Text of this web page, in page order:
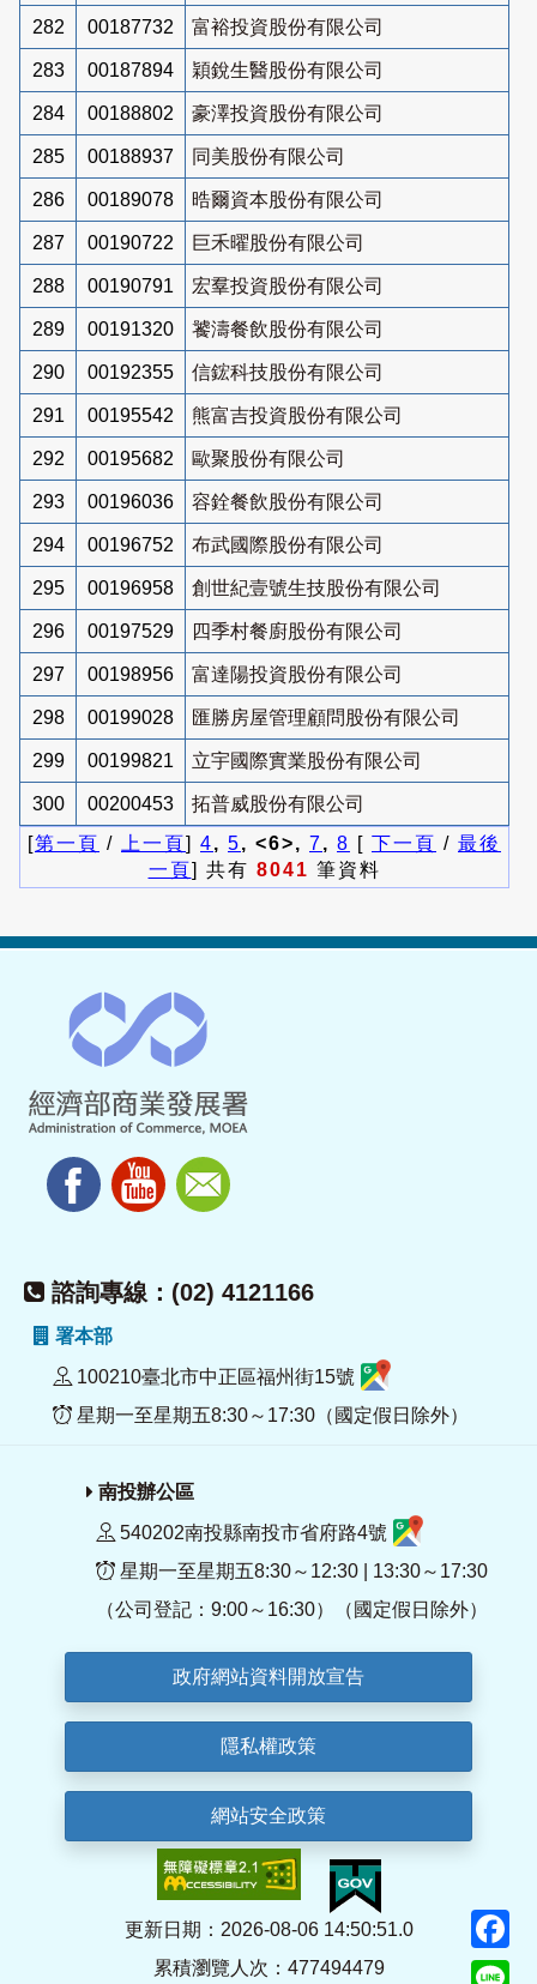
282 00187732 富裕投資股份有限公司
283 00187894 穎銳生醫股份有限公司
284 00188802 豪澤投資股份有限公司
285 00188937 同美股份有限公司
286 00189078 晧爾資本股份有限公司
287 00190722 巨禾曜股份有限公司
288 00190791 宏羣投資股份有限公司
289 00191320 饕濤餐飲股份有限公司
290 00192355 信鋐科技股份有限公司
291 00195542 熊富吉投資股份有限公司
292 00195682 歐聚股份有限公司
293 00196036 容銓餐飲股份有限公司
294 00196752 布武國際股份有限公司
295 00196958 創世紀壹號生技股份有限公司
296 00197529 四季村餐廚股份有限公司
297 00198956 富達陽投資股份有限公司
298 00199028 匯勝房屋管理顧問股份有限公司
299 00199821 立宇國際實業股份有限公司
300 00200453
拓普威股份有限公司
[第一頁 / 上一頁] 4, 5, <6>, 7, 8 [ 下一頁 / 最後
一頁] 共有 8041 筆資料
諮詢專線：(02) 4121166
署本部
100210臺北市中正區福州街15號
星期一至星期五8:30～17:30（國定假日除外）
南投辦公區
540202南投縣南投市省府路4號
星期一至星期五8:30～12:30 | 13:30～17:30
（公司登記：9:00～16:30）（國定假日除外）
政府網站資料開放宣告
隱私權政策
網站安全政策
更新日期：2026-08-06 14:50:51.0
累積瀏覽人次：477494479